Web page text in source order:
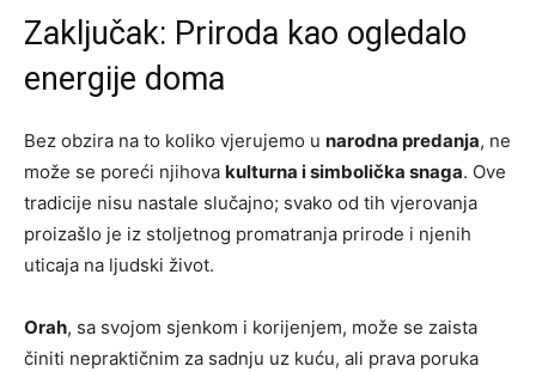
Zaključak: Priroda kao ogledalo
energije doma
Bez obzira na to koliko vjerujemo u narodna predanja, ne
može se poreći njihova kulturna i simbolička snaga. Ove
tradicije nisu nastale slučajno; svako od tih vjerovanja
proizašlo je iz stoljetnog promatranja prirode i njenih
uticaja na ljudski život.
Orah, sa svojom sjenkom i korijenjem, može se zaista
činiti nepraktičnim za sadnju uz kuću, ali prava poruka